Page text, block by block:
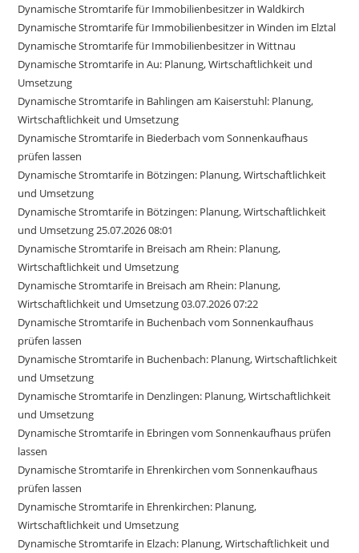
Dynamische Stromtarife für Immobilienbesitzer in Waldkirch
Dynamische Stromtarife für Immobilienbesitzer in Winden im Elztal
Dynamische Stromtarife für Immobilienbesitzer in Wittnau
Dynamische Stromtarife in Au: Planung, Wirtschaftlichkeit und
Umsetzung
Dynamische Stromtarife in Bahlingen am Kaiserstuhl: Planung,
Wirtschaftlichkeit und Umsetzung
Dynamische Stromtarife in Biederbach vom Sonnenkaufhaus
prüfen lassen
Dynamische Stromtarife in Bötzingen: Planung, Wirtschaftlichkeit
und Umsetzung
Dynamische Stromtarife in Bötzingen: Planung, Wirtschaftlichkeit
und Umsetzung 25.07.2026 08:01
Dynamische Stromtarife in Breisach am Rhein: Planung,
Wirtschaftlichkeit und Umsetzung
Dynamische Stromtarife in Breisach am Rhein: Planung,
Wirtschaftlichkeit und Umsetzung 03.07.2026 07:22
Dynamische Stromtarife in Buchenbach vom Sonnenkaufhaus
prüfen lassen
Dynamische Stromtarife in Buchenbach: Planung, Wirtschaftlichkeit
und Umsetzung
Dynamische Stromtarife in Denzlingen: Planung, Wirtschaftlichkeit
und Umsetzung
Dynamische Stromtarife in Ebringen vom Sonnenkaufhaus prüfen
lassen
Dynamische Stromtarife in Ehrenkirchen vom Sonnenkaufhaus
prüfen lassen
Dynamische Stromtarife in Ehrenkirchen: Planung,
Wirtschaftlichkeit und Umsetzung
Dynamische Stromtarife in Elzach: Planung, Wirtschaftlichkeit und